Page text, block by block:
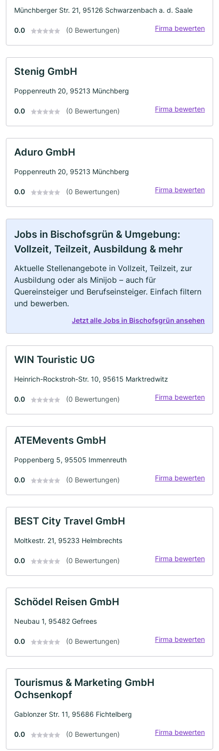
Münchberger Str. 21, 95126 Schwarzenbach a. d. Saale
0.0 (0 Bewertungen) Firma bewerten
Stenig GmbH
Poppenreuth 20, 95213 Münchberg
0.0 (0 Bewertungen) Firma bewerten
Aduro GmbH
Poppenreuth 20, 95213 Münchberg
0.0 (0 Bewertungen) Firma bewerten
Jobs in Bischofsgrün & Umgebung:
Vollzeit, Teilzeit, Ausbildung & mehr
Aktuelle Stellenangebote in Vollzeit, Teilzeit, zur
Ausbildung oder als Minijob – auch für
Quereinsteiger und Berufseinsteiger. Einfach filtern
und bewerben.
Jetzt alle Jobs in Bischofsgrün ansehen
WIN Touristic UG
Heinrich-Rockstroh-Str. 10, 95615 Marktredwitz
0.0 (0 Bewertungen) Firma bewerten
ATEMevents GmbH
Poppenberg 5, 95505 Immenreuth
0.0 (0 Bewertungen) Firma bewerten
BEST City Travel GmbH
Moltkestr. 21, 95233 Helmbrechts
0.0 (0 Bewertungen) Firma bewerten
Schödel Reisen GmbH
Neubau 1, 95482 Gefrees
0.0 (0 Bewertungen) Firma bewerten
Tourismus & Marketing GmbH
Ochsenkopf
Gablonzer Str. 11, 95686 Fichtelberg
0.0 (0 Bewertungen) Firma bewerten